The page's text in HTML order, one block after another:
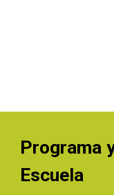
Programa
Escuela